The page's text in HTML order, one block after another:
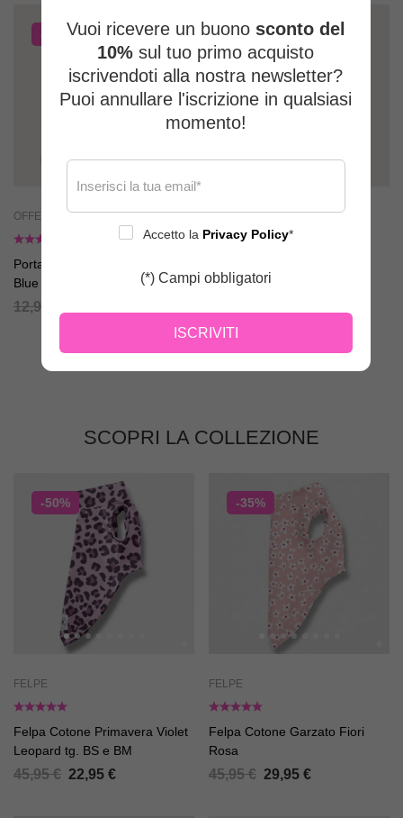
-54%
OFFERTE
Porta sacchetti Flower Power
Blue
12,95
BESTSELLER
-62%
GUINZAGLI
20,95€ 7,95
SCOPRI LA COLLEZIONE
-50%
FELPE
Felpa Cotone Primavera Violet
Leopard tg. BS e BM
45,95€ 22,95 €
-35%
FELPE
Felpa Cotone Garzato Fiori
Rosa
45,95€ 29,95 €
Vuoi ricevere un buono sconto del
10% sul tuo primo acquisto
iscrivendoti alla nostra newsletter?
Puoi annullare l'iscrizione in qualsiasi
momento!
Accetto la Privacy Policy*
(*) Campi obbligatori
ISCRIVITI